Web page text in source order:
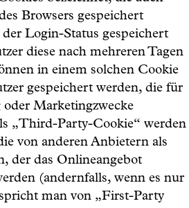
Browsers gespeichert
Login-Status gespeichert
diese nach mehreren Tagen
in einem solchen Cookie
gespeichert werden, die für
Marketingzwecke
„Third-Party-Cookie“ werden
von anderen Anbietern als
der das Onlineangebot
(andernfalls, wenn es nur
man von „First-Party